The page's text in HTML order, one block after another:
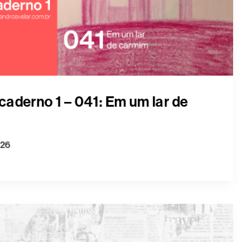
1 – 041: Em um lar de